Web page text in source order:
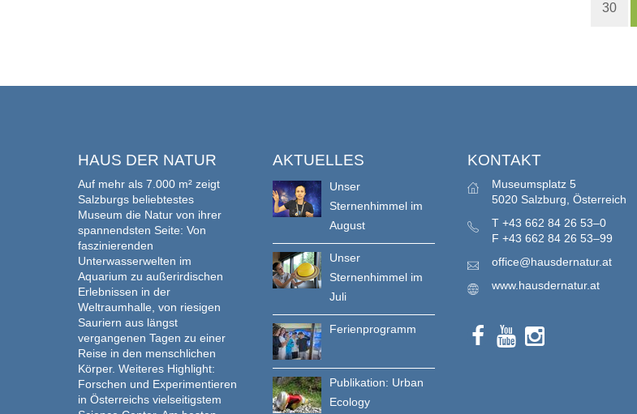
30
HAUS DER NATUR
Auf mehr als 7.000 m² zeigt
Salzburgs beliebtestes
Museum die Natur von ihrer
spannendsten Seite: Von
faszinierenden
Unterwasserwelten im
Aquarium zu außerirdischen
Erlebnissen in der
Weltraumhalle, von riesigen
Sauriern aus längst
vergangenen Tagen zu einer
Reise in den menschlichen
Körper. Weiteres Highlight:
Forschen und Experimentieren
in Österreichs vielseitigstem
AKTUELLES
Unser
Sternenhimmel im
August
Unser
Sternenhimmel im
Juli
Ferienprogramm
Publikation: Urban
Ecology
KONTAKT
Museumsplatz 5
5020 Salzburg, Österreich
T +43 662 84 26 53–0
F +43 662 84 26 53–99
office@hausdernatur.at
www.hausdernatur.at